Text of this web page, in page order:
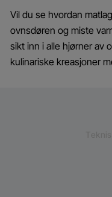
Vil du se hvordan
ovnsdøren og miste
sikt inn i alle hjørner av
kulinariske kreasjoner